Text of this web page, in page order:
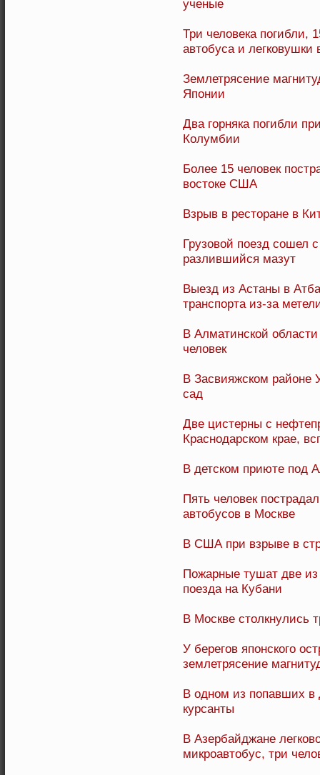
ученые
Три человека погибли,
автобуса и легковушки
Землетрясение
Японии
Два горняка погибли
Колумбии
Более 15 человек
востоке США
Взрыв в ресторане в
Грузовой поезд сошел
разлившийся мазут
Выезд из Астаны в
транспорта из-за
В Алматинской
человек
В Засвияжском районе
сад
Две цистерны с
Краснодарском крае,
В детском приюте под
Пять человек
автобусов в Москве
В США при взрыве в
Пожарные тушат две
поезда на Кубани
В Москве столкнулись
У берегов японского
землетрясение
В одном из попавших в
курсанты
В Азербайджане
микроавтобус, три